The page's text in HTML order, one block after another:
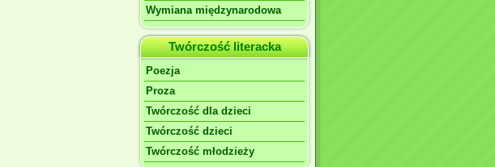
Wymiana międzynarodowa
Twórczość literacka
Poezja
Proza
Twórczość dla dzieci
Twórczość dzieci
Twórczość młodzieży